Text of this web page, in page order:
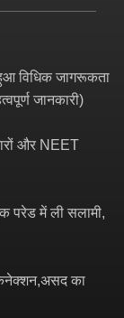
विधिक जागरूकता
जानकारी)
और NEET
परेड में ली सलामी,
का